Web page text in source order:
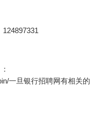
一旦银行招聘网有相关的